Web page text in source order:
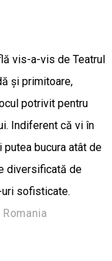
vis-a-vis de Teatrul
și primitoare,
potrivit pentru
Indiferent că vi în
bucura atât de
diversificată de
sofisticate.